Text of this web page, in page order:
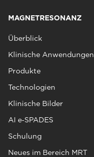
MAGNETRESONANZ
Überblick
Klinische Anwendungen
Produkte
Technologien
Klinische Bilder
AI e‑SPADES
Schulung
Neues im Bereich MRT